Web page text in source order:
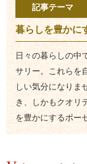
記事テーマ
暮らしを豊かに
日々の暮らしの中
サリー。これらを
しい気分になりま
き、しかもクオリ
を豊かにするポー